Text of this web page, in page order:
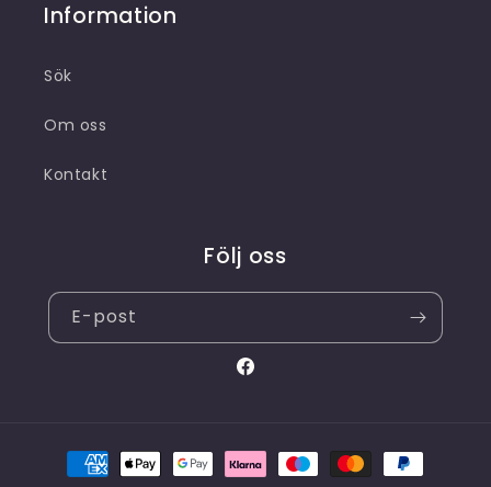
Information
Sök
Om oss
Kontakt
Följ oss
E-post
Facebook
Betalningsmetoder